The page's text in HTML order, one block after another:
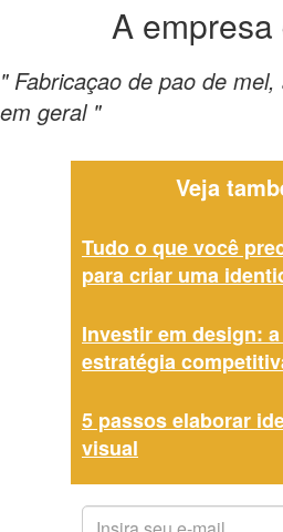
A empresa
" Fabricaçao de pao de
em geral "
Veja
Tudo o que você
para criar uma
Investir em design:
estratégia
5 passos elaborar
visual